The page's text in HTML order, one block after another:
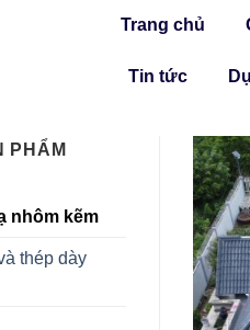
Trang chủ
Tin tức
PHẨM
nhôm kẽm
thép dày